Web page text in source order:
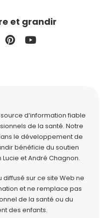
et grandir
d’information fiable
de la santé. Notre
le développement de
bénéficie du soutien
Lucie et André Chagnon.
diffusé sur ce site Web ne
et ne remplace pas
de la santé ou du
des enfants.